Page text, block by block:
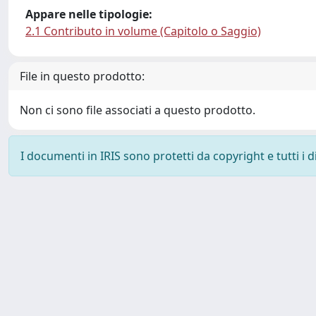
Appare nelle tipologie:
2.1 Contributo in volume (Capitolo o Saggio)
File in questo prodotto:
Non ci sono file associati a questo prodotto.
I documenti in IRIS sono protetti da copyright e tutti i